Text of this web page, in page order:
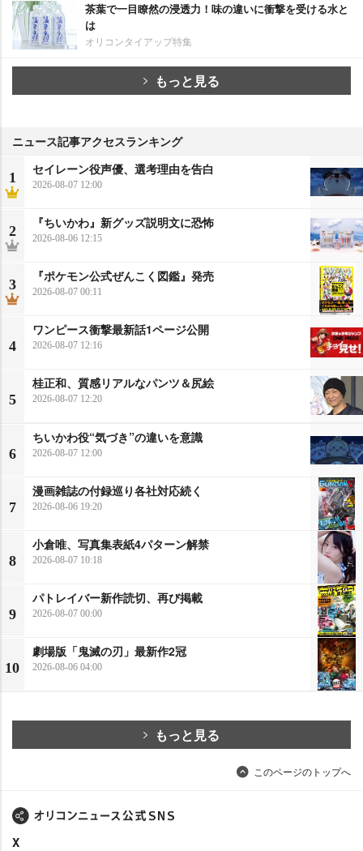
茶葉で一目瞭然の浸透力！味の違いに衝撃を受ける水と
は
オリコンタイアップ特集
もっと見る
ニュース記事アクセスランキング
1
セイレーン役声優、選考理由を告白
2026-08-07 12:00
2
『ちいかわ』新グッズ説明文に恐怖
2026-08-06 12:15
3
『ポケモン公式ぜんこく図鑑』発売
2026-08-07 00:11
4
ワンピース衝撃最新話1ページ公開
2026-08-07 12:16
5
桂正和、質感リアルなパンツ＆尻絵
2026-08-07 12:20
6
ちいかわ役“気づき”の違いを意識
2026-08-07 12:00
7
漫画雑誌の付録巡り各社対応続く
2026-08-06 19:20
8
小倉唯、写真集表紙4パターン解禁
2026-08-07 10:18
9
パトレイバー新作読切、再び掲載
2026-08-07 00:00
10
劇場版「鬼滅の刃」最新作2冠
2026-08-06 04:00
もっと見る
このページのトップへ
X